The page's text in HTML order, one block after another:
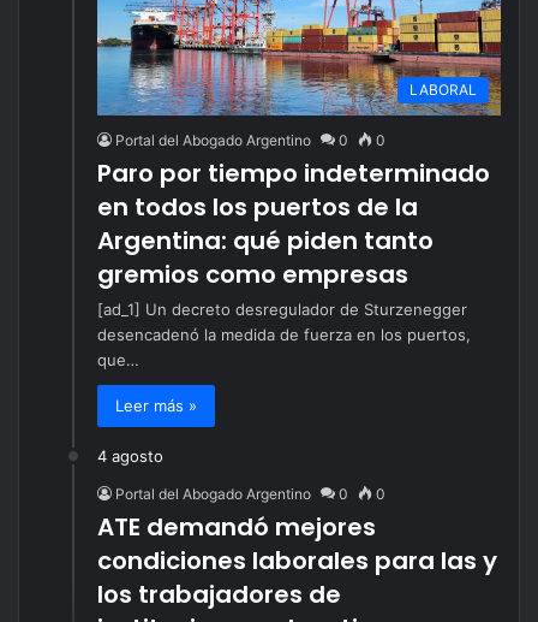
LABORAL
Portal del Abogado Argentino 0 0
Paro por tiempo indeterminado
en todos los puertos de la
Argentina: qué piden tanto
gremios como empresas
[ad_1] Un decreto desregulador de Sturzenegger
desencadenó la medida de fuerza en los puertos,
que…
Leer más »
4 agosto
Portal del Abogado Argentino 0 0
ATE demandó mejores
condiciones laborales para las y
los trabajadores de